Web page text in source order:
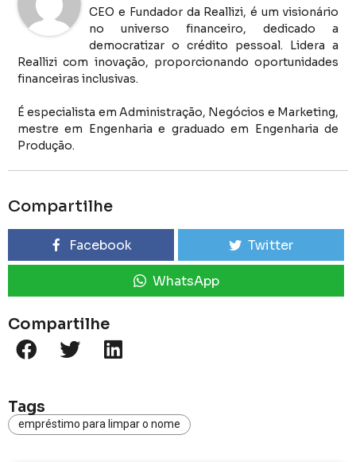
Compartilhe
Tags
empréstimo para limpar o nome
CEO e Fundador da Reallizi, é um visionário
no universo financeiro, dedicado a
democratizar o crédito pessoal. Lidera a
Reallizi com inovação, proporcionando oportunidades
financeiras inclusivas.
É especialista em Administração, Negócios e Marketing,
mestre em Engenharia e graduado em Engenharia de
Produção.
Compartilhe
Facebook Twitter
WhatsApp